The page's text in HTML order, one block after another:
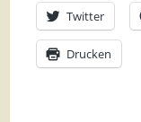
Twitter
Drucken